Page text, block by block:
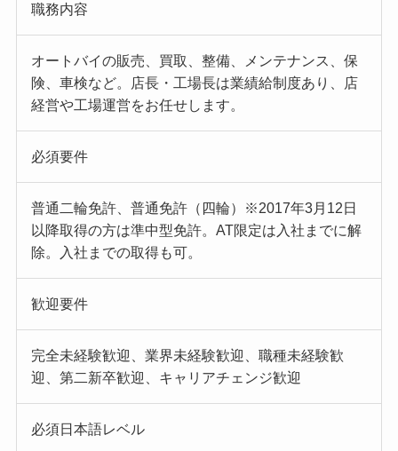
職務内容
オートバイの販売、買取、整備、メンテナンス、保
険、車検など。店長・工場長は業績給制度あり、店
経営や工場運営をお任せします。
必須要件
普通二輪免許、普通免許（四輪）※2017年3月12日
以降取得の方は準中型免許。AT限定は入社までに解
除。入社までの取得も可。
歓迎要件
完全未経験歓迎、業界未経験歓迎、職種未経験歓
迎、第二新卒歓迎、キャリアチェンジ歓迎
必須日本語レベル